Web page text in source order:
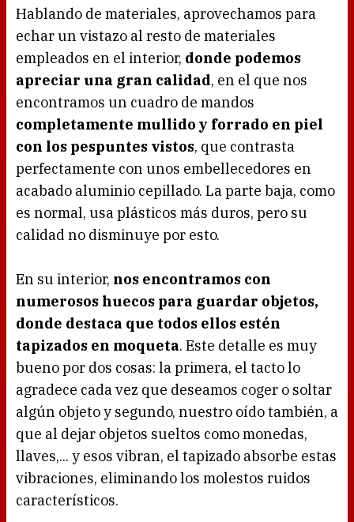
Hablando de materiales, aprovechamos para
echar un vistazo al resto de materiales
empleados en el interior, donde podemos
apreciar una gran calidad, en el que nos
encontramos un cuadro de mandos
completamente mullido y forrado en piel
con los pespuntes vistos, que contrasta
perfectamente con unos embellecedores en
acabado aluminio cepillado. La parte baja, como
es normal, usa plásticos más duros, pero su
calidad no disminuye por esto.
En su interior, nos encontramos con
numerosos huecos para guardar objetos,
donde destaca que todos ellos estén
tapizados en moqueta. Este detalle es muy
bueno por dos cosas: la primera, el tacto lo
agradece cada vez que deseamos coger o soltar
algún objeto y segundo, nuestro oído también, a
que al dejar objetos sueltos como monedas,
llaves,... y esos vibran, el tapizado absorbe estas
vibraciones, eliminando los molestos ruidos
característicos.